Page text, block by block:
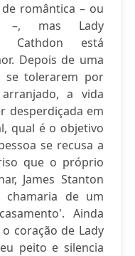
de romântica – ou
–, mas Lady
Cathdon está
Depois de uma
se tolerarem por
a vida
desperdiçada em
qual é o objetivo
se recusa a
que o próprio
James Stanton
de um
Ainda
coração de Lady
peito e silencia